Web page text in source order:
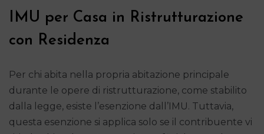
IMU per Casa in Ristrutturazione
con Residenza
Per chi abita nella propria abitazione principale
durante le opere di ristrutturazione, come stabilito
dalla legge, esiste l’esenzione dall’IMU. Tuttavia,
questa esenzione si applica solo se il contribuente vi